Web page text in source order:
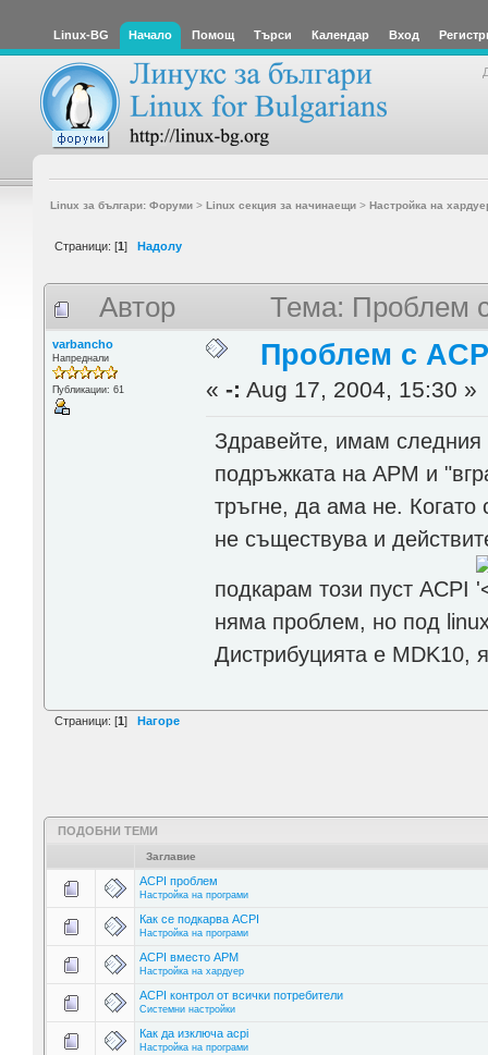
Linux-BG Начало Помощ Търси Календар Вход
Linux за българи: Форуми> Linux секция за начинаещи> Настройка на
Страници: [1] Надолу
Автор Тема: Проблем
varbancho
Напреднали
Публикации: 61
Проблем с
«-: Aug 17, 2004, 15:30 »
Здравейте, имам
подръжката на APM и
тръгне, да ама не.
не съществува и
подкарам този пуст ACPI
няма проблем, но под
Дистрибуцията е MDK10,
Страници: [1] Нагоре
ПОДОБНИ ТЕМИ
Заглавие
ACPI проблем
Настройка на програми
Как се подкарва ACPI
Настройка на програми
ACPI вместо APM
Настройка на хардуер
ACPI контрол от всички потребители
Системни настройки
Как да изключа acpi
Настройка на програми